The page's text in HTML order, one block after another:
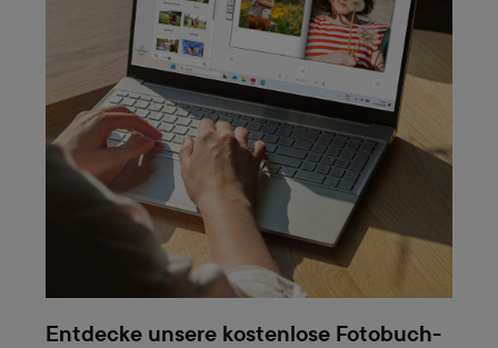
Entdecke unsere kostenlose Fotobuch-